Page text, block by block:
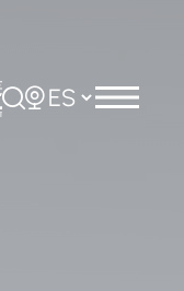
Rechercher
Choisir la langue